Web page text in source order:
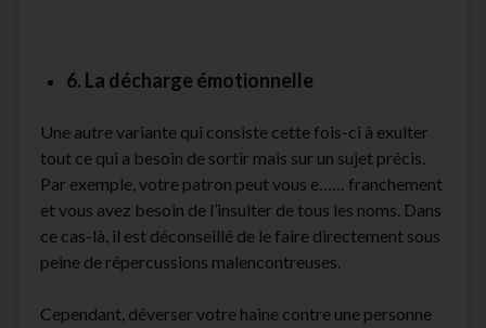
6. La décharge émotionnelle
Une autre variante qui consiste cette fois-ci à exulter
tout ce qui a besoin de sortir mais sur un sujet précis.
Par exemple, votre patron peut vous e…… franchement
et vous avez besoin de l’insulter de tous les noms. Dans
ce cas-là, il est déconseillé de le faire directement sous
peine de répercussions malencontreuses.
Cependant, déverser votre haine contre une personne